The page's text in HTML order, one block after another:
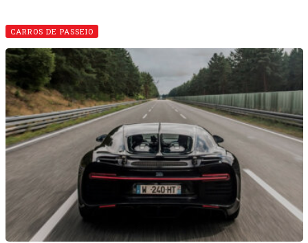
CARROS DE PASSEIO